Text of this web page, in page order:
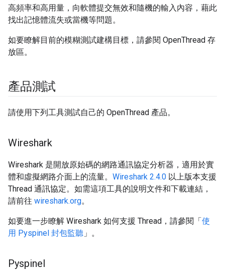
高頻率和高用量，向軟體提交無效和隨機的輸入內容，藉此
找出記憶體流失或當機等問題。
如要瞭解目前的模糊測試建構目標，請參閱 OpenThread 存
放區。
產品測試
請使用下列工具測試自己的 OpenThread 產品。
Wireshark
Wireshark 是開放原始碼的網路通訊協定分析器，適用於實
體和虛擬網路介面上的流量。 Wireshark 2.4.0 以上版本支援
Thread 通訊協定。如需這項工具的說明文件和下載連結，
請前往 wireshark.org。
如要進一步瞭解 Wireshark 如何支援 Thread，請參閱「使
用 Pyspinel 封包監聽 」。
Pyspinel